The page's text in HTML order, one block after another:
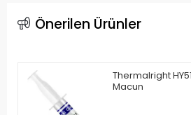
Önerilen Ürünler
Thermalright
Macun